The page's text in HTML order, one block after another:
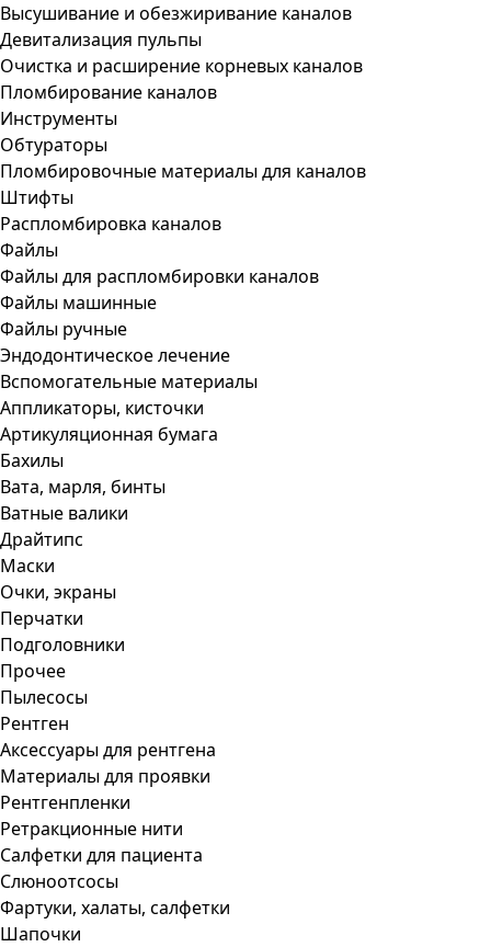
Высушивание и обезжиривание каналов
Девитализация пульпы
Очистка и расширение корневых каналов
Пломбирование каналов
Инструменты
Обтураторы
Пломбировочные материалы для каналов
Штифты
Распломбировка каналов
Файлы
Файлы для распломбировки каналов
Файлы машинные
Файлы ручные
Эндодонтическое лечение
Вспомогательные материалы
Аппликаторы, кисточки
Артикуляционная бумага
Бахилы
Вата, марля, бинты
Ватные валики
Драйтипс
Маски
Очки, экраны
Перчатки
Подголовники
Прочее
Пылесосы
Рентген
Аксессуары для рентгена
Материалы для проявки
Рентгенпленки
Ретракционные нити
Салфетки для пациента
Слюноотсосы
Фартуки, халаты, салфетки
Шапочки